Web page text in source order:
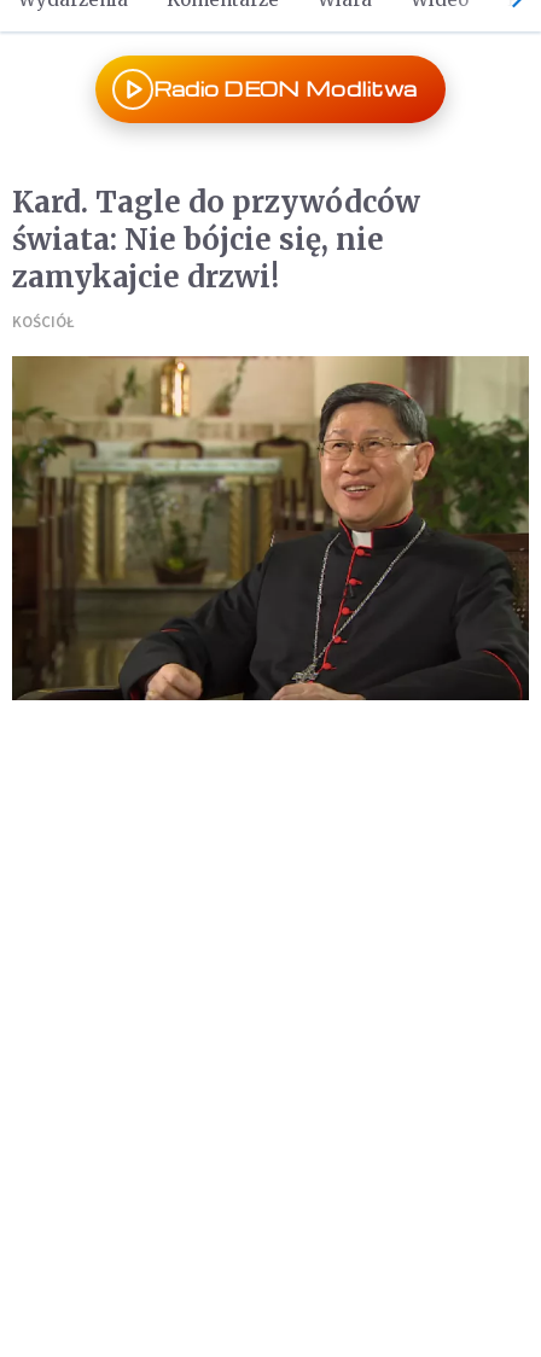
Radio DEON Modlitwa
Kard. Tagle do przywódców
świata: Nie bójcie się, nie
zamykajcie drzwi!
KOŚCIÓŁ